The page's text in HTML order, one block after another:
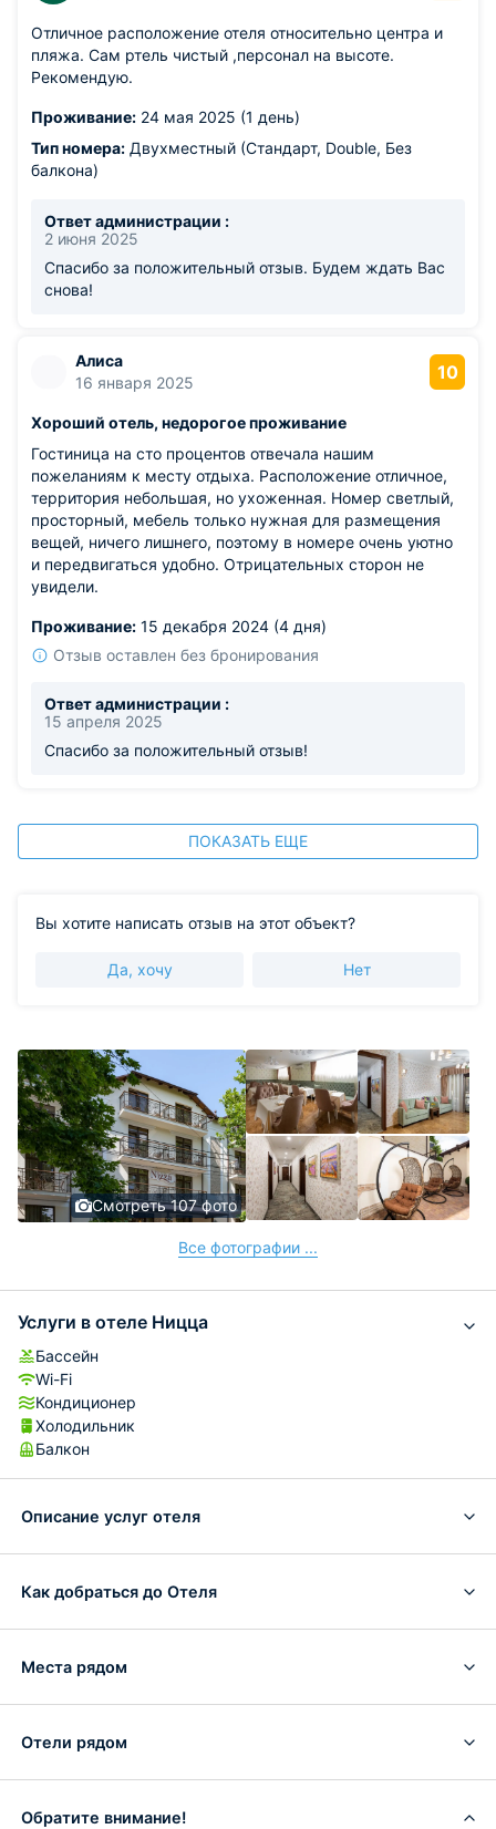
Отличное расположение отеля относительно центра и
пляжа. Сам ртель чистый ,персонал на высоте.
Рекомендую.
Проживание: 24 мая 2025 (1 день)
Тип номера: Двухместный (Стандарт, Double, Без
балкона)
Ответ администрации :
2 июня 2025
Спасибо за положительный отзыв. Будем ждать Вас
снова!
Алиса
16 января 2025
10
Хороший отель, недорогое проживание
Гостиница на сто процентов отвечала нашим
пожеланиям к месту отдыха. Расположение отличное,
территория небольшая, но ухоженная. Номер светлый,
просторный, мебель только нужная для размещения
вещей, ничего лишнего, поэтому в номере очень уютно
и передвигаться удобно. Отрицательных сторон не
увидели.
Проживание: 15 декабря 2024 (4 дня)
Отзыв оставлен без бронирования
Ответ администрации :
15 апреля 2025
Спасибо за положительный отзыв!
ПОКАЗАТЬ ЕЩЕ
Вы хотите написать отзыв на этот объект?
Да, хочу Нет
Смотреть 107 фото
Все фотографии ...
Услуги в отеле Ницца
Бассейн
Wi-Fi
Кондиционер
Холодильник
Балкон
Описание услуг отеля
Как добраться до Отеля
Места рядом
Отели рядом
Обратите внимание!